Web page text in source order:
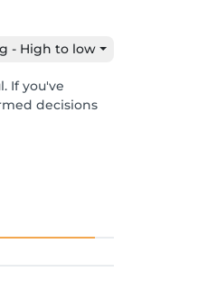
- High to low
If you've
decisions